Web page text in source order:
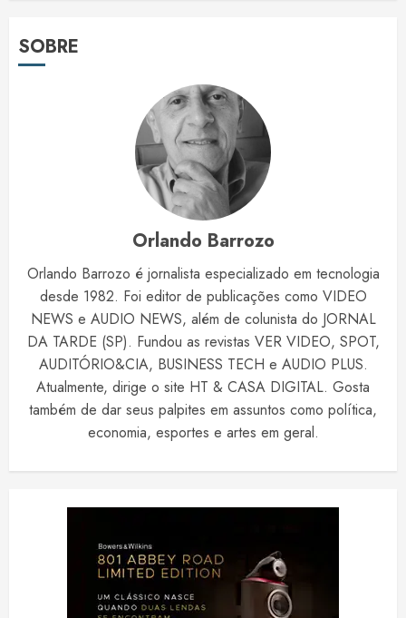
SOBRE
Orlando Barrozo
Orlando Barrozo é jornalista especializado em tecnologia
desde 1982. Foi editor de publicações como VIDEO
NEWS e AUDIO NEWS, além de colunista do JORNAL
DA TARDE (SP). Fundou as revistas VER VIDEO, SPOT,
AUDITÓRIO&CIA, BUSINESS TECH e AUDIO PLUS.
Atualmente, dirige o site HT & CASA DIGITAL. Gosta
também de dar seus palpites em assuntos como política,
economia, esportes e artes em geral.